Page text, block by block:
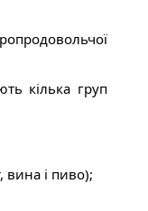
кілька груп
вина і пиво);